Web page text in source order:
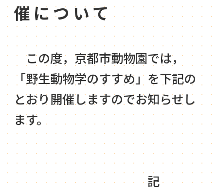
催について
この度，京都市動物園では，
「野生動物学のすすめ」を下記の
とおり開催しますのでお知らせし
ます。
記